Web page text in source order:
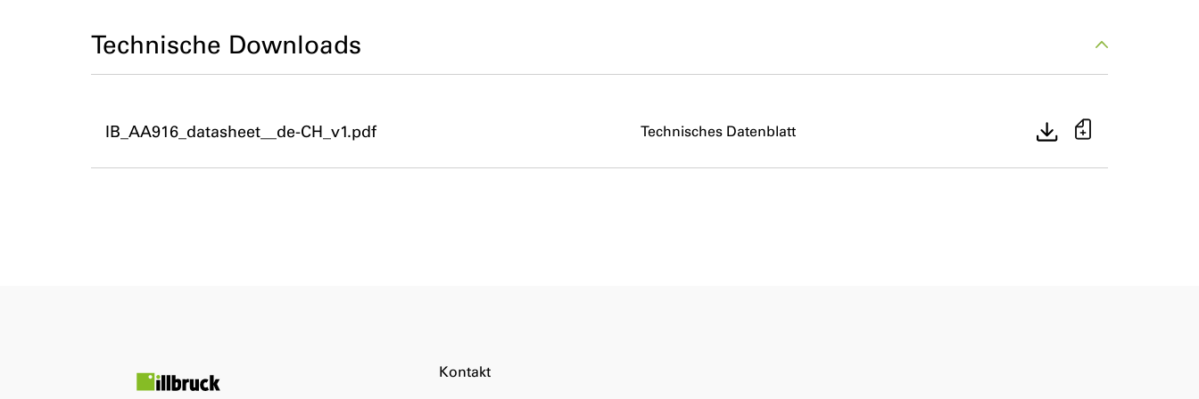
Technische Downloads
IB_AA916_datasheet__de-CH_v1.pdf Technisches Datenblatt
Kontakt